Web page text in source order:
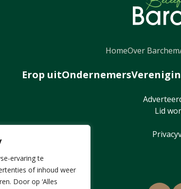
ervaring te
of inhoud weer
Door op ‘Alles
HomeOver Barchem
Erop uitOndernemers
Lid